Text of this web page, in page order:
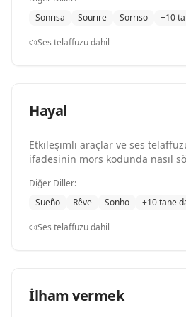
Sonrisa
Sourire Sorriso +10
Ses telaffuzu dahil
Hayal
Etkileşimli araçlar ve ses
ifadesinin mors kodunda nasıl
Diğer Diller:
Sueño
Rêve Sonho +10 tane
Ses telaffuzu dahil
İlham vermek